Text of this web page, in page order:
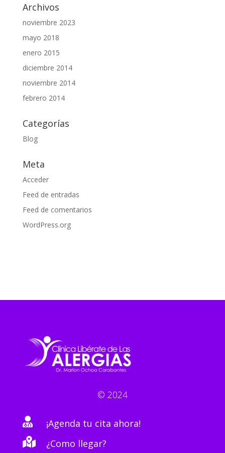
Archivos
noviembre 2023
mayo 2018
enero 2015
diciembre 2014
noviembre 2014
febrero 2014
Categorías
Blog
Meta
Acceder
Feed de entradas
Feed de comentarios
WordPress.org
© 2024
 ¡Agenda tu cita ahora!
 ¿Como llegar?